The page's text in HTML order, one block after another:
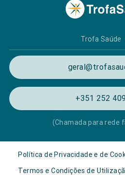
Trofa Saúde
+351 252
(Chamada para rede
Política de Privacidade e de
Termos e Condições de